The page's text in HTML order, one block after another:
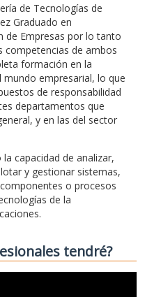
de Tecnologías de
Graduado en
de Empresas por lo tanto
competencias de ambos
formación en la
empresarial, lo que
de responsabilidad
departamentos que
y en las del sector
capacidad de analizar,
y gestionar sistemas,
o procesos
de la
tendré?